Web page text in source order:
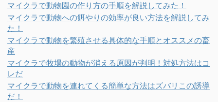
マイクラで動物園の作り方の手順を解説してみた！
マイクラで動物への餌やりの効率が良い方法を解説してみ
た！
マイクラで動物を繁殖させる具体的な手順とオススメの畜
産
マイクラで牧場の動物が消える原因が判明！対処方法はコ
レだ
マイクラで動物を連れてくる簡単な方法はズバリこの誘導
だ！